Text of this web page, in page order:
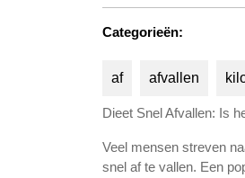
Categorieën:
af afvallen
Dieet Snel Afvallen: Is
Veel mensen streven
snel af te vallen. Een